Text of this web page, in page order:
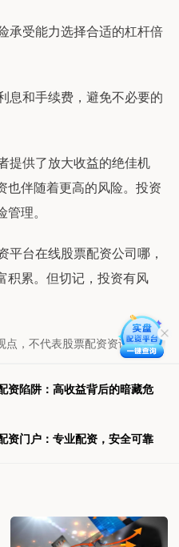
承受能力选择合适的杠杆倍
息和手续费，避免不必要的
提供了放大收益的绝佳机
也伴随着更高的风险。投资
理。
台在线股票配资公司哪，
积累。但切记，投资有风
点，不代表股票配资资讯网观点
资陷阱：高收益背后的暗藏危
资门户：专业配资，安全可靠